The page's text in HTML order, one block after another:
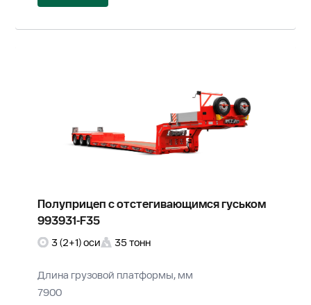
Полуприцеп с отстегивающимся гуськом
993931-F35
3 (2+1) оси 35 тонн
Длина грузовой платформы, мм
7900